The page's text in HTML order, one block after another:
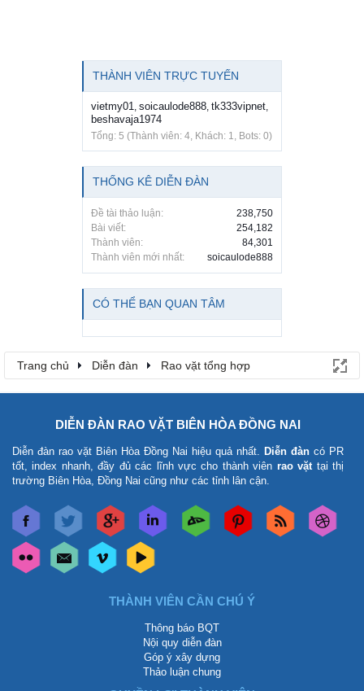
THÀNH VIÊN TRỰC TUYẾN
vietmy01, soicaulode888, tk333vipnet,
beshavaja1974
Tổng: 5 (Thành viên: 4, Khách: 1, Bots: 0)
THỐNG KÊ DIỄN ĐÀN
Đề tài thảo luận:
238,750
Bài viết:
254,182
Thành viên:
84,301
Thành viên mới nhất:
soicaulode888
CÓ THỂ BẠN QUAN TÂM
Trang chủ Diễn đàn Rao vặt tổng hợp
DIỄN ĐÀN RAO VẶT BIÊN HÒA ĐỒNG NAI
Diễn đàn rao vặt Biên Hòa Đồng Nai hiệu quả nhất. Diễn đàn có PR
tốt, index nhanh, đầy đủ các lĩnh vực cho thành viên rao vặttại thị
trường Biên Hòa, Đồng Nai cũng như các tỉnh lân cận.
THÀNH VIÊN CẦN CHÚ Ý
Thông báo BQT
Nội quy diễn đàn
Góp ý xây dựng
Thảo luận chung